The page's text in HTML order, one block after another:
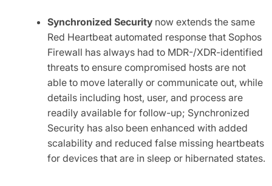
Synchronized Security now extends the same
Red Heartbeat automated response that Sophos
Firewall has always had to MDR-/XDR-identified
threats to ensure compromised hosts are not
able to move laterally or communicate out, while
details including host, user, and process are
readily available for follow-up; Synchronized
Security has also been enhanced with added
scalability and reduced false missing heartbeats
for devices that are in sleep or hibernated states.